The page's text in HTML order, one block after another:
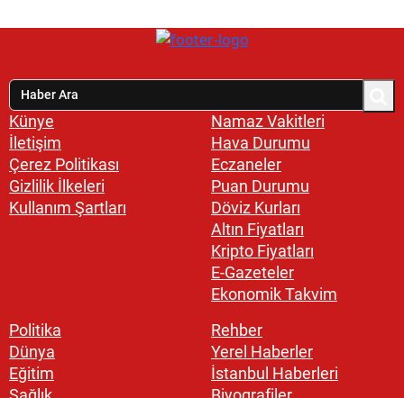
Künye
İletişim
Çerez Politikası
Gizlilik İlkeleri
Kullanım Şartları
Namaz Vakitleri
Hava Durumu
Eczaneler
Puan Durumu
Döviz Kurları
Altın Fiyatları
Kripto Fiyatları
E-Gazeteler
Ekonomik Takvim
Politika
Dünya
Eğitim
Rehber
Yerel Haberler
İstanbul Haberleri